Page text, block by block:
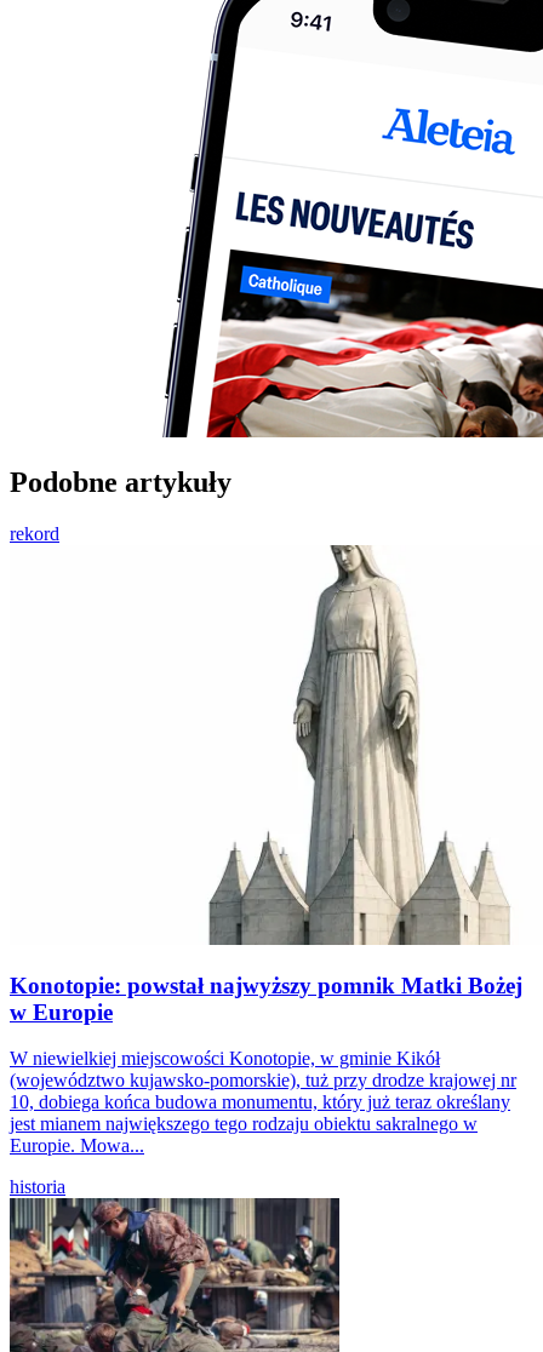
Podobne artykuły
rekord
Konotopie: powstał najwyższy pomnik Matki Bożej
w Europie
W niewielkiej miejscowości Konotopie, w gminie Kikół
(województwo kujawsko-pomorskie), tuż przy drodze krajowej nr
10, dobiega końca budowa monumentu, który już teraz określany
jest mianem największego tego rodzaju obiektu sakralnego w
Europie. Mowa...
historia